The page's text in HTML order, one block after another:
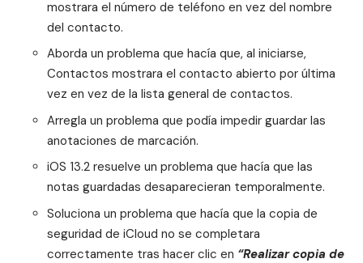
mostrara el número de teléfono en vez del nombre
del contacto.
Aborda un problema que hacía que, al iniciarse,
Contactos mostrara el contacto abierto por última
vez en vez de la lista general de contactos.
Arregla un problema que podía impedir guardar las
anotaciones de marcación.
iOS 13.2 resuelve un problema que hacía que las
notas guardadas desaparecieran temporalmente.
Soluciona un problema que hacía que la copia de
seguridad de iCloud no se completara
correctamente tras hacer clic en “Realizar copia de